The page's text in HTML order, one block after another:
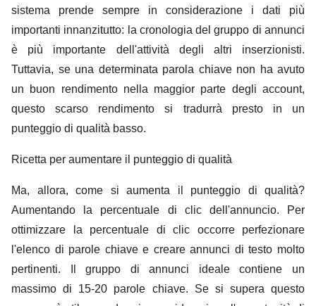
sistema prende sempre in considerazione i dati più
importanti innanzitutto: la cronologia del gruppo di annunci
è più importante dell'attività degli altri inserzionisti.
Tuttavia, se una determinata parola chiave non ha avuto
un buon rendimento nella maggior parte degli account,
questo scarso rendimento si tradurrà presto in un
punteggio di qualità basso.
Ricetta per aumentare il punteggio di qualità
Ma, allora, come si aumenta il punteggio di qualità?
Aumentando la percentuale di clic dell'annuncio. Per
ottimizzare la percentuale di clic occorre perfezionare
l'elenco di parole chiave e creare annunci di testo molto
pertinenti. Il gruppo di annunci ideale contiene un
massimo di 15-20 parole chiave. Se si supera questo